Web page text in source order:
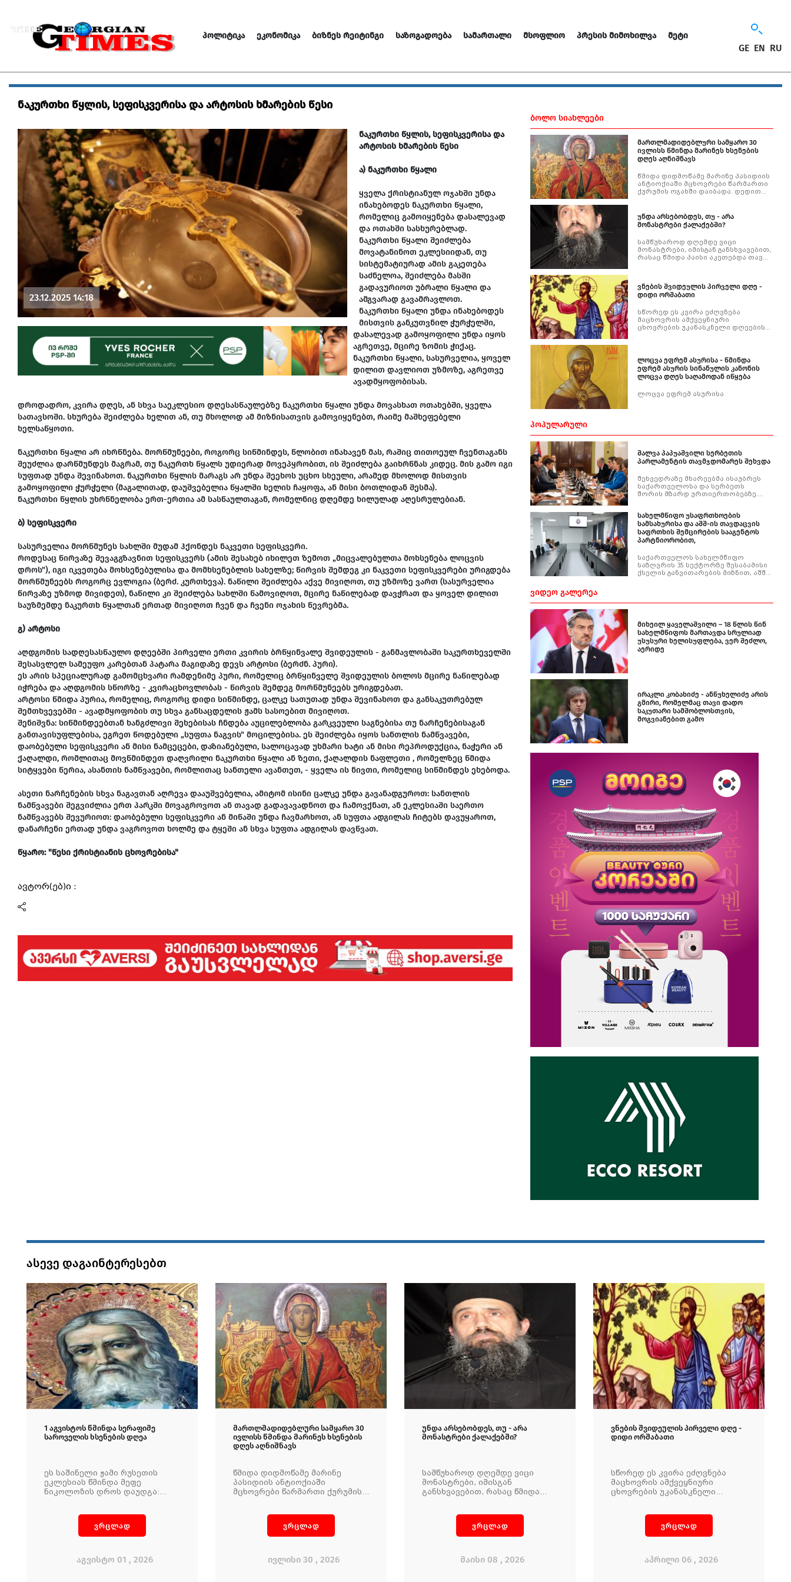
ᲞᲝᲚᲘᲢᲘᲙᲐ ᲔᲙᲝᲜᲝᲛᲘᲙᲐ ᲑᲘᲖᲜᲔᲡ ᲠᲔᲘᲢᲘᲜᲒᲘ ᲡᲐᲖᲝᲒᲐᲓᲝᲔᲑᲐ ᲡᲐᲛᲐᲠᲗᲐᲚᲘ ᲛᲡᲝᲤᲚᲘᲝ ᲞᲠᲔᲡᲘᲡ ᲛᲘᲛᲝᲮᲘᲚᲕᲐ ᲛᲔᲢᲘ
GE EN RU
ნაკურთხი წყლის, სეფისკვერისა და არტოსის ხმარების წესი
23.12.2025 14:18
ნაკურთხი წყლის, სეფისკვერისა და
არტოსის ხმარების წესი
ა) ნაკურთხი წყალი
ყველა ქრისტიანულ ოჯახში უნდა
ინახებოდეს ნაკურთხი წყალი,
რომელიც გამოიყენება დასალევად
და ოთახში სასხურებლად.
ნაკურთხი წყალი შეიძლება
მოვატანინოთ ეკლესიიდან, თუ
სისტემატიურად ამის გაკეთება
საძნელოა, შეიძლება მასში
გადავურიოთ უბრალი წყალი და
ამგვარად გავამრავლოთ.
ნაკურთხი წყალი უნდა ინახებოდეს
მისთვის განკუთვნილ ჭურჭელში,
დასალევად გამოყოფილი უნდა იყოს
აგრეთვე, მცირე ზომის ჭიქაც.
ნაკურთხი წყალი, სასურველია, ყოველ
დილით დავლიოთ უზმოზე, აგრეთვე
ავადმყოფობისას.
დროდადრო, კვირა დღეს, ან სხვა საეკლესიო დღესასწაულებზე ნაკურთხი წყალი უნდა მოვასხათ ოთახებში, ყველა
სათავსოში. სხურება შეიძლება ხელით ან, თუ მხოლოდ ამ მიზნისათვის გამოვიყენებთ, რაიმე მაშხეფებელი
ხელსაწყოთი.
ნაკურთხი წყალი არ იხრწნება. მორწმუნეები, როგორც სიწმინდეს, წლობით ინახავენ მას, რაშიც თითოეულ ჩვენთაგანს
შეუძლია დარწმუნდეს მაგრამ, თუ ნაკურთხ წყალს უდიერად მოვეპყრობით, ის შეიძლება გაიხრწნას კიდეც. მის გამო იგი
სუფთად უნდა შევინახოთ. ნაკურთხი წყლის მარაგს არ უნდა შეეხოს უცხო სხეული, არამედ მხოლოდ მისთვის
გამოყოფილი ჭურჭელი (მაგალითად, დაუშვებელია წყალში ხელის ჩაყოფა, ან მისი ბოთლიდან შესმა).
ნაკურთხი წყლის უხრწნელობა ერთ-ერთია ამ სასწაულთაგან, რომელნიც დღემდე ხილულად აღესრულებიან.
ბ) სეფისკვერი
სასურველია მორწმუნეს სახლში მუდამ ჰქონდეს ნაკვეთი სეფისკვერი.
როდესაც წირვაზე შევაგგზავნით სეფისკვერს (ამის შესახებ იხილეთ ზემოთ „მიცვალებულთა მოხსენება ლოცვის
დროს"), იგი იკვეთება მოხსენებულისა და მომხსენებლის სახელზე; წირვის შემდეგ კი ნაკვეთი სეფისკვერები ურიგდება
მორწმუნეებს როგორც ევლოგია (ბერძ. კურთხევა). ნაწილი შეიძლება აქვე მივიღოთ, თუ უზმოზე ვართ (სასურველია
წირვაზე უზმოდ მივიდეთ), ნაწილი კი შეიძლება სახლში წამოვიღოთ, მცირე ნაწილებად დავჭრათ და ყოველ დილით
საუზმემდე ნაკურთხ წყალთან ერთად მივიღოთ ჩვენ და ჩვენი ოჯახის წევრებმა.
გ) არტოსი
აღდგომის სადღესასწაულო დღეებში პირველი ერთი კვირის ბრწყინვალე შვიდეულის - განმავლობაში საკურთხეველში
შესასვლელ სამეუფო კარებთან პატარა მაგიდაზე დევს არტოსი (ბერძნ. პური).
ეს არის სპეციალურად გამომცხვარი რამდენიმე პური, რომელიც ბრწყინველე შვიდეულის ბოლოს მცირე ნაწილებად
იჭრება და აღდგომის სწორზე - კვირაცხოვლობას - წირვის შემდეგ მორწმუნეებს ურიგდებათ.
არტოსი წმიდა პურია, რომელიც, როგორც დიდი სიწმინდე, ცალკე სათუთად უნდა შევინახოთ და განსაკუთრებულ
შემთხვევებში - ავადმყოფობის თუ სხვა განსაცდელის ჟამს სასოებით მივიღოთ.
შენიშვნა: სიწმინდეებთან ხანგძლივი შეხებისას ჩნდება აუცილებლობა გარკვეული საგნებისა თუ ნარჩენებისაგან
განთავისუფლებისა, ეგრეთ წოდებული „სუფთა ნაგვის" მოცილებისა. ეს შეიძლება იყოს სანთლის ნამწვავები,
დაობებული სეფისკვერი ან მისი ნამცეცები, დაზიანებული, სალოცავად უხმარი ხატი ან მისი რეპროდუქცია, ნაჭერი ან
ქაღალდი, რომლითაც მოვწმინდეთ დაღვრილი ნაკურთხი წყალი ან ზეთი, ქაღალდის ნაფლეთი , რომელზეც წმიდა
სიტყვები წერია, ასანთის ნამწვავები, რომლითაც სანთელი ავანთეთ, - ყველა ის ნივთი, რომელიც სიწმინდეს ეხებოდა.
ასეთი ნარჩენების სხვა ნაგავთან აღრევა დააუშვებელია, ამიტომ ისინი ცალკე უნდა გავანადგუროთ: სანთლის
ნამწვავები შეგვიძლია ერთ პარკში მოვაგროვოთ ან თავად გადავავადნოთ და ჩამოვქნათ, ან ეკლესიაში საერთო
ნამწვავებს შევურიოთ: დაობებული სეფისკვერი ან მიწაში უნდა ჩავმარხოთ, ან სუფთა ადგილას ჩიტებს დავუყაროთ,
დანარჩენი ერთად უნდა ვაგროვოთ ხოლმე და ტყეში ან სხვა სუფთა ადგილას დავწვათ.
წყარო: "წესი ქრისტიანის ცხოვრებისა"
ავტორ(ებ)ი :
ᲑᲝᲚᲝ ᲡᲘᲐᲮᲚᲔᲔᲑᲘ
მართლმადიდებლური სამყარო 30
ივლისს წმინდა მარინეს ხსენების
დღეს აღნიშნავს
წმიდა დიდმოწამე მარინე პასიდიის
ანტიოქიაში მცხოვრები წარმართი
ქურუმის ოჯახში დაიბადა. დედით
ძიძას მიანდო. კეთილმსახურმა
გამდელმა ქრისტიანული
სარწმუნოების ერთგულებით
უნდა არსებობდეს, თუ - არა
მონასტრები ქალაქებში?
სამწუხაროდ დღემდე ვიცი
მონასტრები, იმისგან განსხვავებით,
რასაც წმიდა პაისი აკეთებდა თავის
ნებისმიერი შესამოსლით,
მამაკაცებს მოკლე შარვლებით და
კონტროლი, არანაირი მითითება.
ვნების შვიდეულის პირველი დღე -
დიდი ორშაბათი
სწორედ ეს კვირა ეძღვნება
მაცხოვრის ამქვეყნიური
ცხოვრების უკანასკნელი დღეების
მაცხოვრის სიკვდილსა და
საფლავად დადებას.
ლოცვა ეფრემ ასურისა - წმინდა
ეფრემ ასურის სინანულის კანონის
ლოცვა დღეს საღამოდან იწყება
ლოცვა ეფრემ ასურისა
ᲞᲝᲞᲣᲚᲐᲠᲣᲚᲘ
შალვა პაპუაშვილი სერბეთის
პარლამენტის თავმჯდომარეს შეხვდა
შეხვედრაზე მხარეებმა ისაუბრეს
საქართველოსა და სერბეთს
შორის მზარდ ურთიერთობებზე.
განხორციელებულ ნაყოფიერ
საპრეზიდენტო ვიზიტებზე.
სახელმწიფო უსაფრთხოების
სამსახურისა და აშშ-ის თავდაცვის
საფრთხის შემცირების სააგენტოს
პარტნიორობით,
საქართველოს სახელმწიფო
საზღვრის 35 სექტორზე შესაბამისი
ქსელის განვითარების მიზნით, აშშ-
ტექნიკურ სააგენტოს რამდენიმე
ᲕᲘᲓᲔᲝ ᲒᲐᲚᲔᲠᲔᲐ
მიხეილ ყაველაშვილი – 18 წლის წინ
სახელმწიფოს მართავდა სრულიად
უსუსური ხელისუფლება, ვერ შეძლო,
აერიდე
ირაკლი კობახიძე - ანწუხელიძე არის
გმირი, რომელმაც თავი დადო
საკუთარი სამშობლოსთვის,
მოგვიანებით გამო
ასევე დაგაინტერესებთ
1 აგვისტოს წმინდა სერაფიმე
საროველის ხსენების დღეა
ეს საშინელი ჟამი რუსეთის
ეკლესიას წმინდა მეფე
ნიკოლოზის დროს დაუდგა:
მისტიციზმი. მორწმუნე ერს
მართლაც, სჭირდებოდა
მათი საყვარელი მამა
ვრცლად
აგვისტო 01 , 2026
მართლმადიდებლური სამყარო 30
ივლისს წმინდა მარინეს ხსენების
დღეს აღნიშნავს
წმიდა დიდმოწამე მარინე
პასიდიის ანტიოქიაში
მცხოვრები წარმართი ქურუმის
მამამ ძიძას მიანდო.
კეთილმსახურმა გამდელმა
ერთგულებით აღზარდა ნეტარი.
ვრცლად
ივლისი 30 , 2026
უნდა არსებობდეს, თუ - არა
მონასტრები ქალაქებში?
სამწუხაროდ დღემდე ვიცი
მონასტრები, იმისგან
განსხვავებით, რასაც წმიდა
ჩასაცმელით. ქალებს
შარვლით, ნებისმიერი
მოკლე შარვლებით და არ
ვრცლად
მაისი 08 , 2026
ვნების შვიდეულის პირველი დღე -
დიდი ორშაბათი
სწორედ ეს კვირა ეძღვნება
მაცხოვრის ამქვეყნიური
ცხოვრების უკანასკნელი
სამსჯავროს, ჯვარზე ვნებას,
მაცხოვრის სიკვდილსა და
ვრცლად
აპრილი 06 , 2026